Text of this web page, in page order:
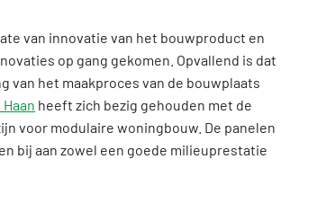
van innovatie van het bouwproduct en
op gang gekomen. Opvallend is dat
van het maakproces van de bouwplaats
heeft zich bezig gehouden met de
voor modulaire woningbouw. De panelen
bij aan zowel een goede milieuprestatie